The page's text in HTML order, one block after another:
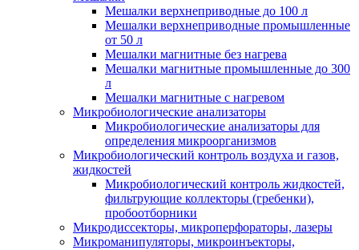
Мешалки верхнеприводные до 100 л
Мешалки верхнеприводные промышленные
от 50 л
Мешалки магнитные без нагрева
Мешалки магнитные промышленные до 300
л
Мешалки магнитные с нагревом
Микробиологические анализаторы
Микробиологические анализаторы для
определения микроорганизмов
Микробиологический контроль воздуха и газов,
жидкостей
Микробиологический контроль жидкостей,
фильтрующие коллекторы (гребенки),
пробоотборники
Микродиссекторы, микроперфораторы, лазеры
Микроманипуляторы, микроинъекторы,